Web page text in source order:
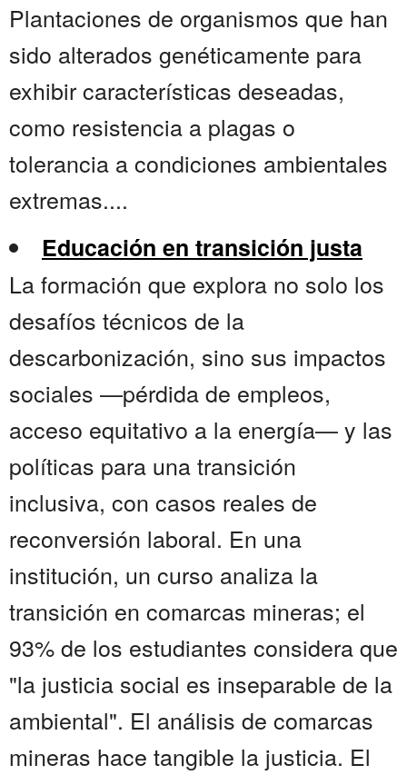
Plantaciones de organismos que han
sido alterados genéticamente para
exhibir características deseadas,
como resistencia a plagas o
tolerancia a condiciones ambientales
extremas....
Educación en transición justa
La formación que explora no solo los
desafíos técnicos de la
descarbonización, sino sus impactos
sociales —pérdida de empleos,
acceso equitativo a la energía— y las
políticas para una transición
inclusiva, con casos reales de
reconversión laboral. En una
institución, un curso analiza la
transición en comarcas mineras; el
93% de los estudiantes considera que
"la justicia social es inseparable de la
ambiental". El análisis de comarcas
mineras hace tangible la justicia. El